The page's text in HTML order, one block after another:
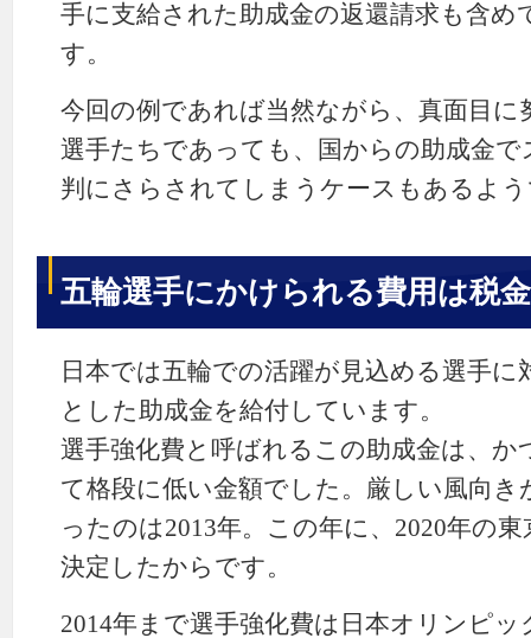
手に支給された助成金の返還請求も含
す。
今回の例であれば当然ながら、真面目
選手たちであっても、国からの助成金
判にさらされてしまうケースもあるよ
五輪選手にかけられる費用は税
日本では五輪での活躍が見込める選手に
とした助成金を給付しています。
選手強化費と呼ばれるこの助成金は、か
て格段に低い金額でした。厳しい風向
ったのは2013年。この年に、2020年の
決定したからです。
2014年まで選手強化費は日本オリンピッ